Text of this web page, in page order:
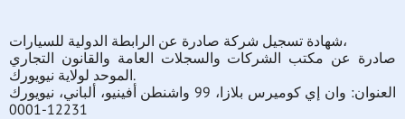
شهادة تسجيل شركة صادرة عن الرابطة الدولية للسيارات،
صادرة عن مكتب الشركات والسجلات العامة والقانون التجاري
الموحد لولاية نيويورك.
العنوان: وان إي كوميرس بلازا، 99 واشنطن أفينيو، ألباني، نيويورك
12231-0001